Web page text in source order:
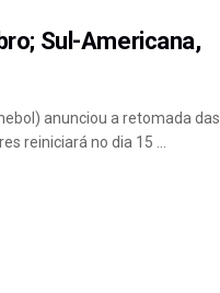
Sul-Americana,
anunciou a retomada das
reiniciará no dia 15 ...